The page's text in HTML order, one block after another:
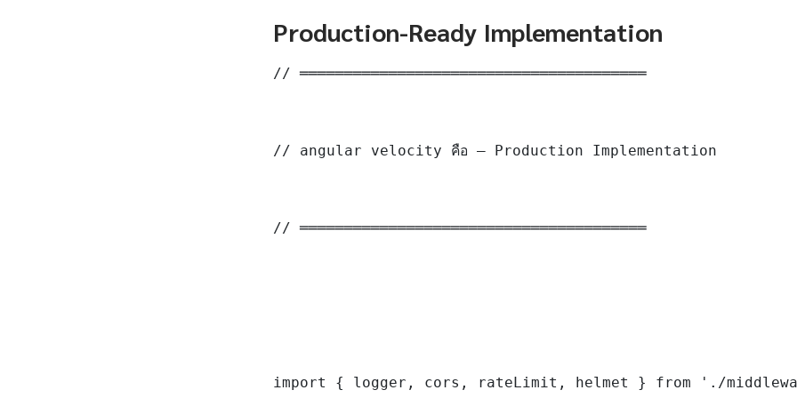
Production-Ready Implementation
// ═══════════════════════════════════════
// angular velocity คือ — Production Implementation
// ═══════════════════════════════════════
import { logger, cors, rateLimit, helmet } from './